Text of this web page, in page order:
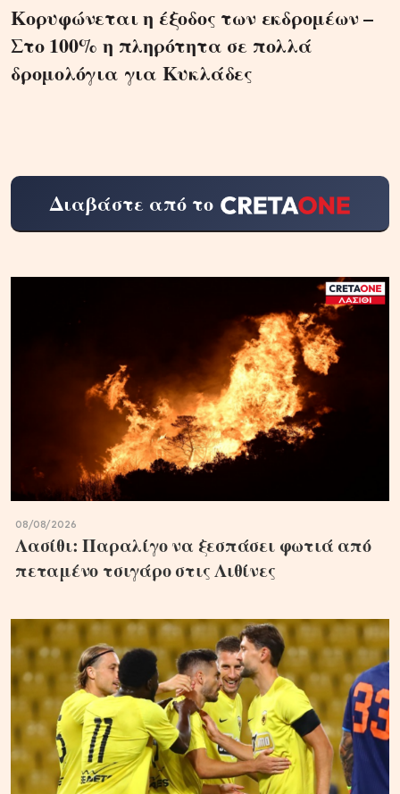
Κορυφώνεται η έξοδος των εκδρομέων –
Στο 100% η πληρότητα σε πολλά
δρομολόγια για Κυκλάδες
Διαβάστε από το
08/08/2026
Λασίθι: Παραλίγο να ξεσπάσει φωτιά από
πεταμένο τσιγάρο στις Λιθίνες